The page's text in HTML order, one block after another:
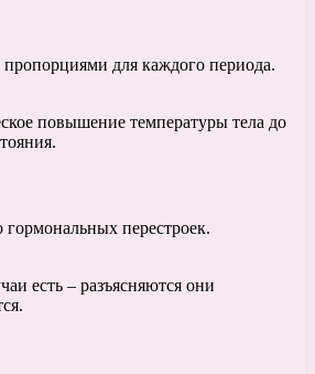
для каждого периода.
повышение температуры тела до
перестроек.
есть – разъясняются они